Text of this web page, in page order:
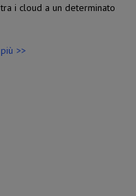
i cloud a un determinato